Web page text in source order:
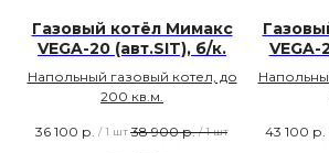
Газовый котёл Мимакс
VEGA-20 (авт.SIT), б/к.
Напольный газовый котел, до
200 кв.м.
36 100 р. / 1 шт 38 900 р. / 1 шт
VEGA-
43 100 р.